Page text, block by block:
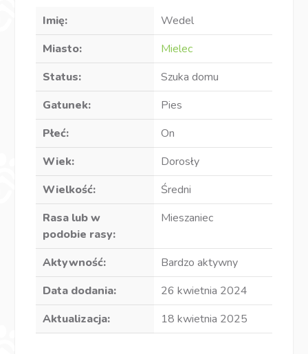
Imię:
Wedel
Miasto:
Mielec
Status:
Szuka domu
Gatunek:
Pies
Płeć:
On
Wiek:
Dorosły
Wielkość:
Średni
Rasa lub w
podobie rasy:
Mieszaniec
Aktywność:
Bardzo aktywny
Data dodania:
26 kwietnia 2024
Aktualizacja:
18 kwietnia 2025